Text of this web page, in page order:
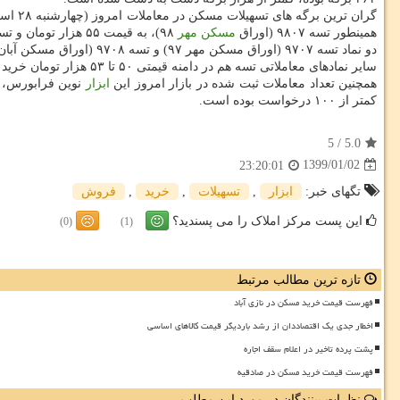
همینطور تسه ۹۸۰۷ (اوراق مسكن مهر
دو نماد تسه ۹۷۰۷ (اوراق مسكن مهر ۹۷) و تسه ۹۷۰۸ (اوراق مسكن آبان ۹۷) هم در دامنه قیمتی ۴۹ تا ۵۰ هزار تومان فروخته شد.
سایر نمادهای معاملاتی تسه هم در دامنه قیمتی ۵۰ تا ۵۳ هزار تومان خرید و فروش شدند.
همچنین تعداد معاملات ثبت شده در بازار امروز این
ابزار
كمتر از ۱۰۰ درخواست بوده است.
5.0
/
5
1399/01/02
23:20:01
تگهای خبر:
ابزار , تسهیلات , خرید , فروش
این پست مرکز املاک را می پسندید؟ (1)
(0)
تازه ترین مطالب مرتبط
فهرست قیمت خرید مسکن در نازی آباد
اخطار جدی یک اقتصاددان از رشد باردیگر قیمت کالاهای اساسی
پشت پرده تاخیر در اعلام سقف اجاره
فهرست قیمت خرید مسکن در صادقیه